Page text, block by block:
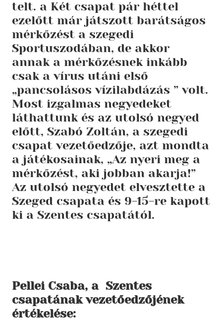
telt. a Két csapat pár héttel
ezelőtt már játszott barátságos
mérkőzést a szegedi
Sportuszodában, de akkor
annak a mérkőzésnek inkább
csak a vírus utáni első
„pancsolásos vízilabdázás ” volt.
Most izgalmas negyedeket
láthattunk és az utolsó negyed
előtt, Szabó Zoltán, a szegedi
csapat vezetőedzője, azt mondta
a játékosainak, „Az nyeri meg a
mérkőzést, aki jobban akarja!”
Az utolsó negyedet elvesztette a
Szeged csapata és 9-15-re kapott
ki a Szentes csapatától.
Pellei Csaba, a Szentes
csapatának vezetőedzőjének
értékelése: